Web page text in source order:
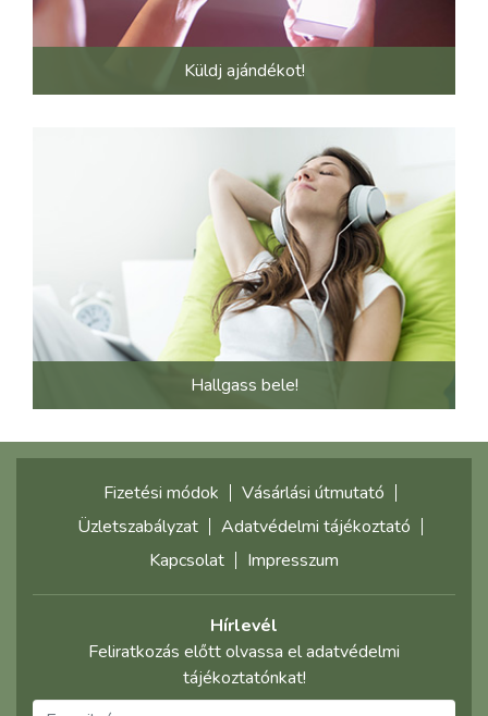
Küldj ajándékot!
Hallgass bele!
Fizetési módok
Vásárlási útmutató
Üzletszabályzat
Adatvédelmi tájékoztató
Kapcsolat
Impresszum
Hírlevél
Feliratkozás előtt olvassa el adatvédelmi
tájékoztatónkat!